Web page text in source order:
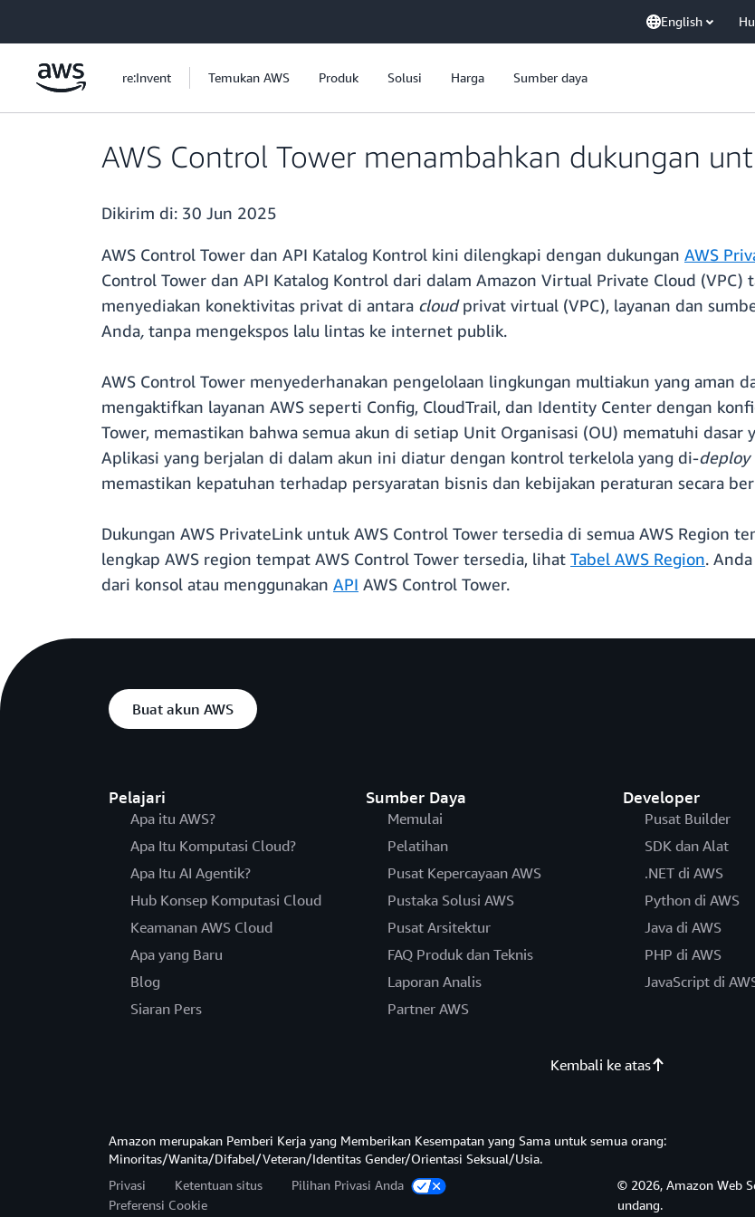
English
re:Invent Temukan AWS Produk Solusi Harga Sumber daya
AWS Control Tower menambahkan dukungan
Dikirim di: 30 Jun 2025
AWS Control Tower dan API Katalog Kontrol kini dilengkapi dengan dukungan AWS
Control Tower dan API Katalog Kontrol dari dalam Amazon Virtual Private Cloud
menyediakan konektivitas privat di antara cloudprivat virtual (VPC), layanan dan
Anda, tanpa mengekspos lalu lintas ke internet publik.
AWS Control Tower menyederhanakan pengelolaan lingkungan multiakun yang aman
mengaktifkan layanan AWS seperti Config, CloudTrail, dan Identity Center dengan
Tower, memastikan bahwa semua akun di setiap Unit Organisasi (OU) mematuhi
Aplikasi yang berjalan di dalam akun ini diatur dengan kontrol terkelola yang di-deploy
memastikan kepatuhan terhadap persyaratan bisnis dan kebijakan peraturan secara
Dukungan AWS PrivateLink untuk AWS Control Tower tersedia di semua AWS Region
lengkap AWS region tempat AWS Control Tower tersedia, lihat Tabel AWS Region.
dari konsol atau menggunakan API AWS Control Tower.
Buat akun AWS
Pelajari
Apa itu AWS?
Apa Itu Komputasi Cloud?
Apa Itu AI Agentik?
Hub Konsep Komputasi Cloud
Keamanan AWS Cloud
Apa yang Baru
Blog
Siaran Pers
Sumber Daya
Memulai
Pelatihan
Pusat Kepercayaan AWS
Pustaka Solusi AWS
Pusat Arsitektur
FAQ Produk dan Teknis
Laporan Analis
Partner AWS
Developer
Pusat Builder
SDK dan Alat
.NET di AWS
Python di AWS
Java di AWS
PHP di AWS
JavaScript di
Kembali ke atas
Amazon merupakan Pemberi Kerja yang Memberikan Kesempatan yang Sama untuk semua orang:
Minoritas/Wanita/Difabel/Veteran/Identitas Gender/Orientasi Seksual/Usia.
Privasi
Ketentuan situs
Pilihan Privasi Anda
Preferensi Cookie
© 2026, Amazon Web
undang.